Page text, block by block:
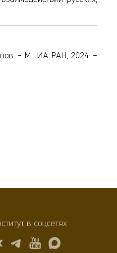
– М.: ИА РАН, 2024. –
в соцсетях